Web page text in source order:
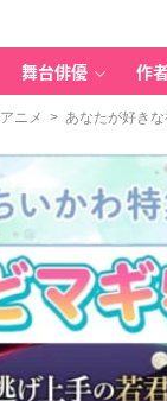
舞台俳優 作
アニメ > あなたが好きな